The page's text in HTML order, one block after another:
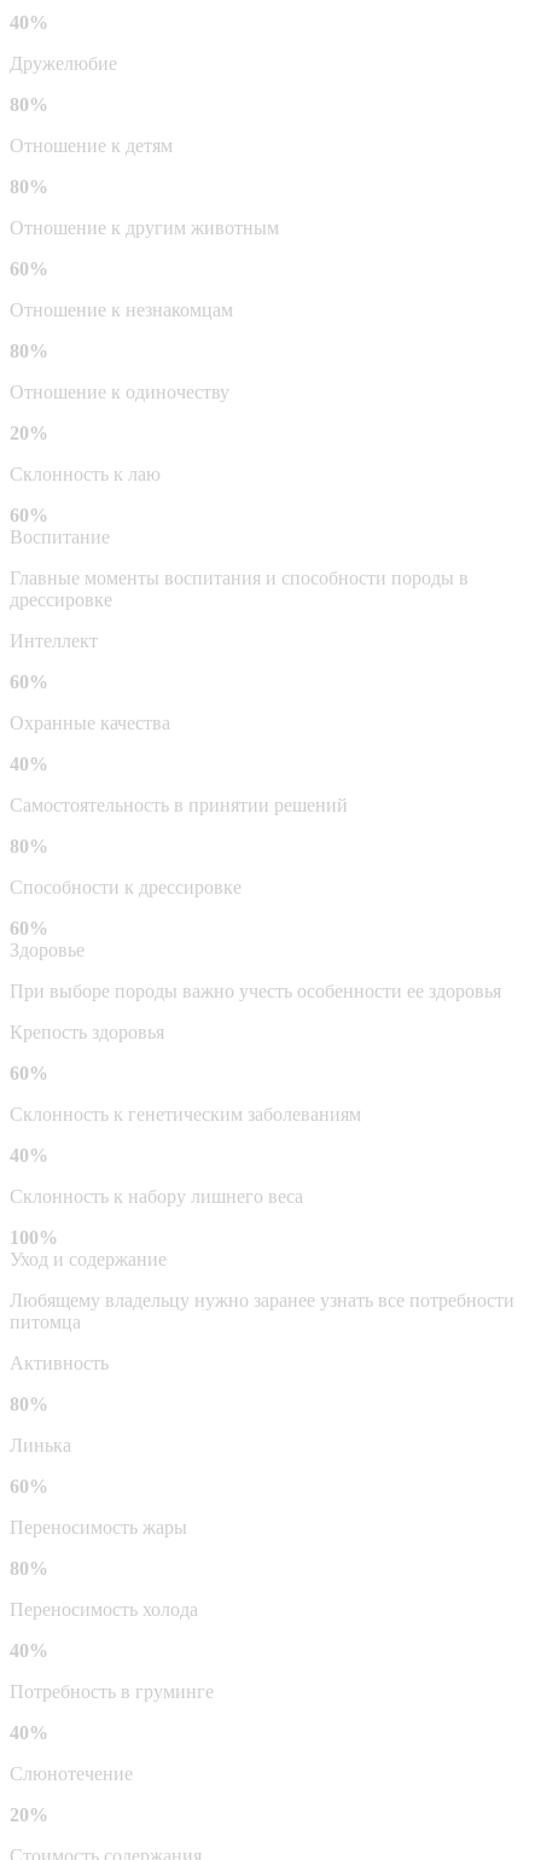
40%
Дружелюбие
80%
Отношение к детям
80%
Отношение к другим животным
60%
Отношение к незнакомцам
80%
Отношение к одиночеству
20%
Склонность к лаю
60%
Воспитание
Главные моменты воспитания и способности породы в
дрессировке
Интеллект
60%
Охранные качества
40%
Самостоятельность в принятии решений
80%
Способности к дрессировке
60%
Здоровье
При выборе породы важно учесть особенности ее здоровья
Крепость здоровья
60%
Склонность к генетическим заболеваниям
40%
Склонность к набору лишнего веса
100%
Уход и содержание
Любящему владельцу нужно заранее узнать все потребности
питомца
Активность
80%
Линька
60%
Переносимость жары
80%
Переносимость холода
40%
Потребность в груминге
40%
Слюнотечение
20%
Стоимость содержания